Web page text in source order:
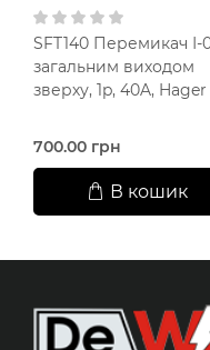
SFT140 Перемикач І-
загальним виходом
зверху, 1p, 40A, Hager
700.00 грн
В кошик